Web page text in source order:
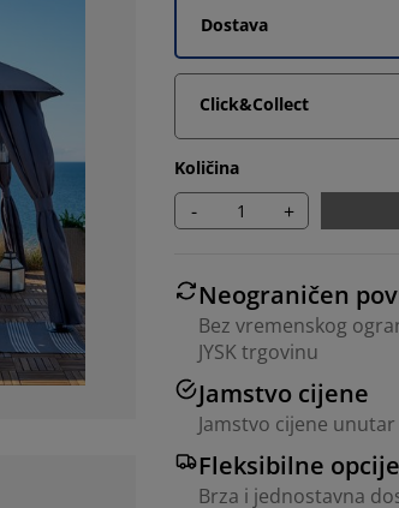
Dostava
Click&Collect
Količina
- +
Neograničen
Bez vremenskog
JYSK trgovinu
Jamstvo cijene
Jamstvo cijene
Fleksibilne
Brza i jednostavna
2.73972602739726%
15.068493150684931%